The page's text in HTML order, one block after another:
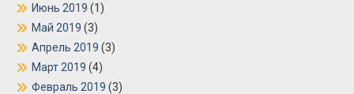
Июнь 2019 (1)
Май 2019 (3)
Апрель 2019 (3)
Март 2019 (4)
Февраль 2019 (3)